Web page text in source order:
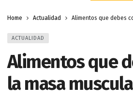
Home Actualidad Alimentos que debes
ACTUALIDAD
Alimentos que
la masa